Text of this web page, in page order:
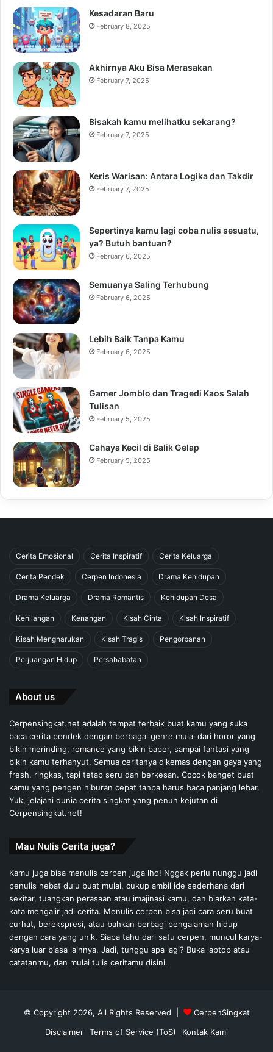
Kesadaran Baru
February 8, 2025
Akhirnya Aku Bisa Merasakan
February 7, 2025
Bisakah kamu melihatku sekarang?
February 7, 2025
Keris Warisan: Antara Logika dan Takdir
February 7, 2025
Sepertinya kamu lagi coba nulis sesuatu,
ya? Butuh bantuan?
February 6, 2025
Semuanya Saling Terhubung
February 6, 2025
Lebih Baik Tanpa Kamu
February 6, 2025
Gamer Jomblo dan Tragedi Kaos Salah
Tulisan
February 5, 2025
Cahaya Kecil di Balik Gelap
February 5, 2025
Cerita Emosional Cerita Inspiratif Cerita Keluarga
Cerita Pendek Cerpen Indonesia Drama Kehidupan
Drama Keluarga Drama Romantis Kehidupan Desa
Kehilangan Kenangan Kisah Cinta Kisah Inspiratif
Kisah Mengharukan Kisah Tragis Pengorbanan
Perjuangan Hidup Persahabatan
About us
Cerpensingkat.net adalah tempat terbaik buat kamu yang suka
baca cerita pendek dengan berbagai genre mulai dari horor yang
bikin merinding, romance yang bikin baper, sampai fantasi yang
bikin kamu terhanyut. Semua ceritanya dikemas dengan gaya yang
fresh, ringkas, tapi tetap seru dan berkesan. Cocok banget buat
kamu yang pengen hiburan cepat tanpa harus baca panjang lebar.
Yuk, jelajahi dunia cerita singkat yang penuh kejutan di
Cerpensingkat.net!
Mau Nulis Cerita juga?
Kamu juga bisa menulis cerpen juga lho! Nggak perlu nunggu jadi
penulis hebat dulu buat mulai, cukup ambil ide sederhana dari
sekitar, tuangkan perasaan atau imajinasi kamu, dan biarkan kata-
kata mengalir jadi cerita. Menulis cerpen bisa jadi cara seru buat
curhat, berekspresi, atau bahkan berbagi pengalaman hidup
dengan cara yang unik. Siapa tahu dari satu cerpen, muncul karya-
karya luar biasa lainnya. Jadi, tunggu apa lagi? Buka laptop atau
catatanmu, dan mulai tulis ceritamu disini.
© Copyright 2026, All Rights Reserved |
CerpenSingkat
Disclaimer
Terms of Service (ToS) Kontak Kami